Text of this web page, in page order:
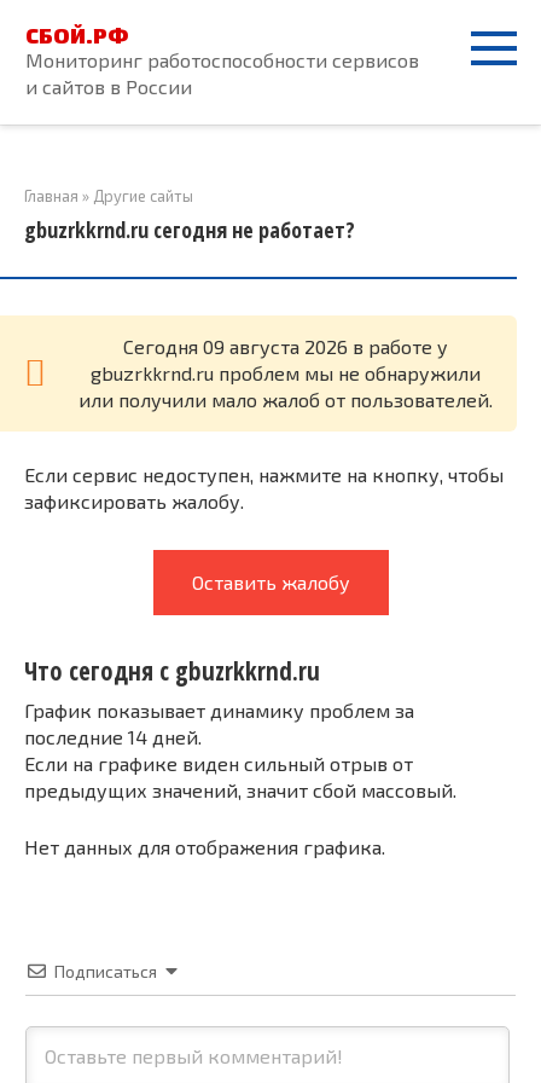
контенту
СБОЙ.РФ
Мониторинг работоспособности сервисов
и сайтов в России
Главная » Другие сайты
gbuzrkkrnd.ru сегодня не работает?
Cегодня 09 августа 2026 в работе у
gbuzrkkrnd.ru проблем мы не обнаружили
или получили мало жалоб от пользователей.
Если сервис недоступен, нажмите на кнопку, чтобы
зафиксировать жалобу.
Оставить жалобу
Что сегодня с gbuzrkkrnd.ru
График показывает динамику проблем за
последние 14 дней.
Если на графике виден сильный отрыв от
предыдущих значений, значит сбой массовый.
Нет данных для отображения графика.
Подписаться